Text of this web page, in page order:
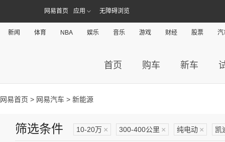
网易首页 应用 无障碍浏览
新闻 体育 NBA 娱乐 音乐 游戏 财经 股票 汽
首页 购车 新车
网易首页 > 网易汽车 > 新能源
筛选条件 10-20万 × 300-400公里 × 纯电动 × 凯